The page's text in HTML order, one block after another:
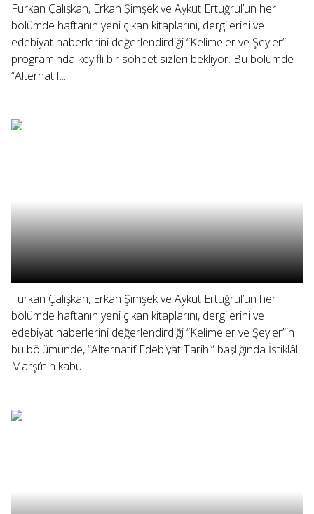
Furkan Çalışkan, Erkan Şimşek ve Aykut Ertuğrul’un her
bölümde haftanın yeni çıkan kitaplarını, dergilerini ve
edebiyat haberlerini değerlendirdiği “Kelimeler ve Şeyler”
programında keyifli bir sohbet sizleri bekliyor. Bu bölümde
“Alternatif...
Furkan Çalışkan, Erkan Şimşek ve Aykut Ertuğrul’un her
bölümde haftanın yeni çıkan kitaplarını, dergilerini ve
edebiyat haberlerini değerlendirdiği “Kelimeler ve Şeyler”in
bu bölümünde, “Alternatif Edebiyat Tarihi” başlığında İstiklâl
Marşı’nın kabul...